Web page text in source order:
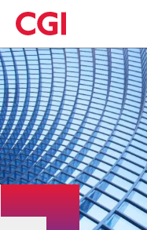
Skip
to
main
content